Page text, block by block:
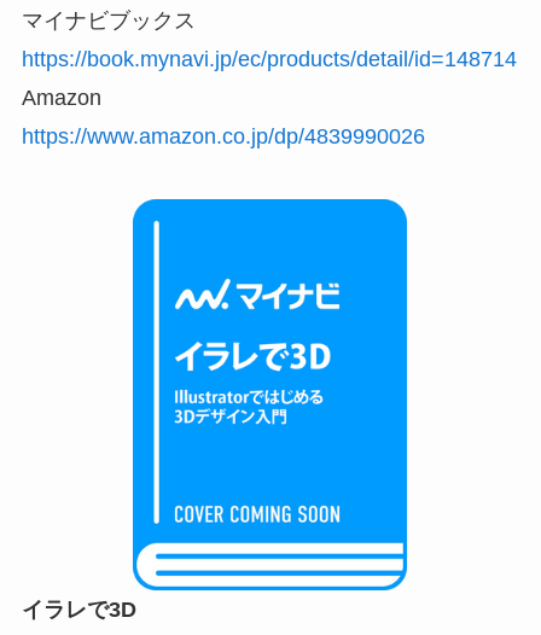
マイナビブックス
https://book.mynavi.jp/ec/products/detail/id=148714
Amazon
https://www.amazon.co.jp/dp/4839990026
イラレで3D